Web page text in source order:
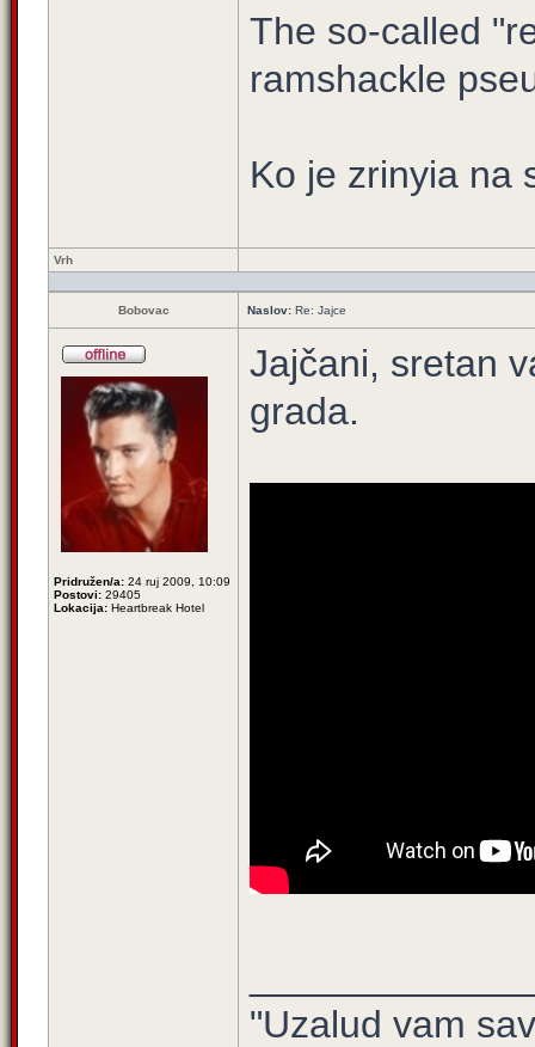
The so-called
ramshackle
Ko je zrinyia na
Vrh
Bobovac Naslov: Re: Jajce
Pridružen/a: 24 ruj 2009, 10:09
Postovi: 29405
Lokacija: Heartbreak Hotel
Jajčani, sretan
grada.
"Uzalud vam